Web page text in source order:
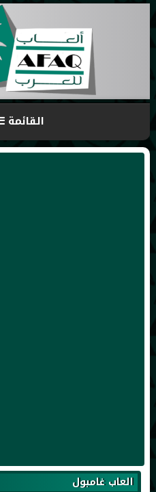
☰ القائمة
العاب غامبول